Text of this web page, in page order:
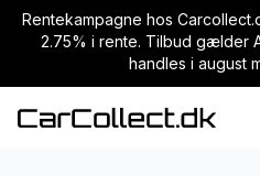
Rentekampagne hos
2.75% i rente. Tilbud gælder
handles i august